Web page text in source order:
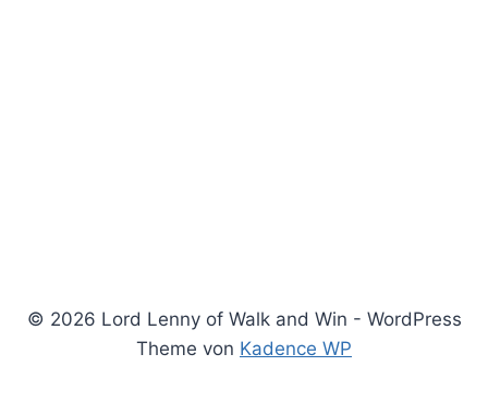
© 2026 Lord Lenny of Walk and Win - WordPress
Theme von Kadence WP